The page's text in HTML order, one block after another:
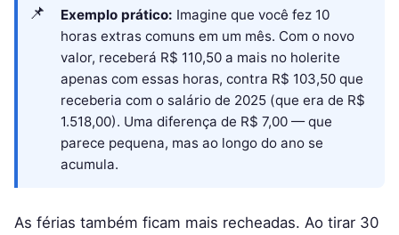
Exemplo prático: Imagine que você fez 10
horas extras comuns em um mês. Com o novo
valor, receberá R$ 110,50 a mais no holerite
apenas com essas horas, contra R$ 103,50 que
receberia com o salário de 2025 (que era de R$
1.518,00). Uma diferença de R$ 7,00 — que
parece pequena, mas ao longo do ano se
acumula.
As férias também ficam mais recheadas. Ao tirar 30